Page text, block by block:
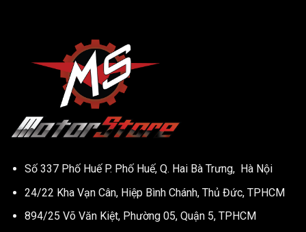
Số 337 Phố Huế P. Phố Huế, Q. Hai Bà Trưng, Hà Nội
24/22 Kha Vạn Cân, Hiệp Bình Chánh, Thủ Đức, TPHCM
894/25 Võ Văn Kiệt, Phường 05, Quận 5, TPHCM